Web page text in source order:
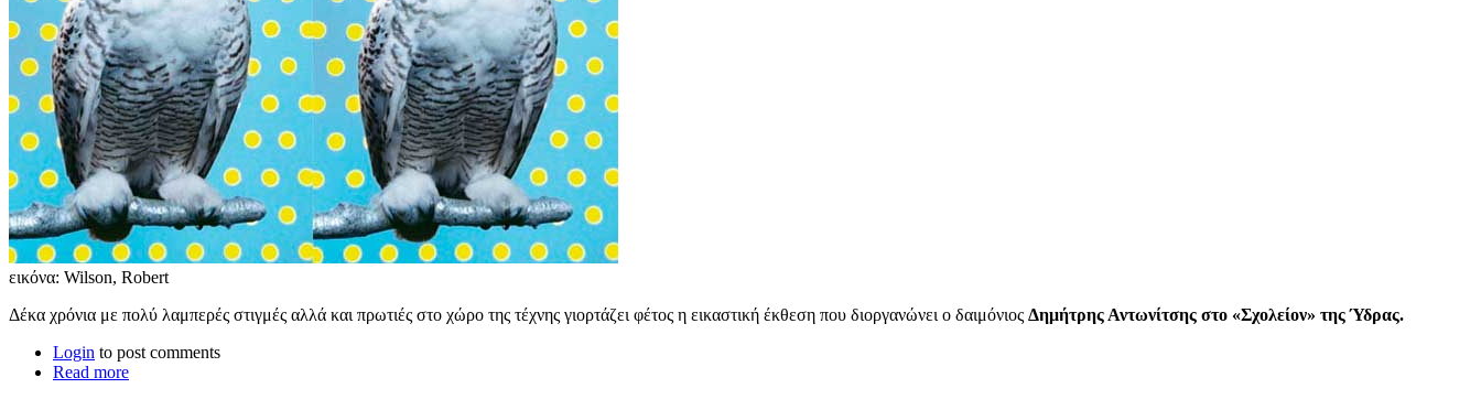
εικόνα: Wilson, Robert
Δέκα χρόνια με πολύ λαμπερές στιγμές αλλά και πρωτιές στο χώρο της τέχνης γιορτάζει φέτος η εικαστική έκθεση που διοργανώνει ο δαιμόνιος Δημήτρης Αντωνίτσης στο «Σχολείον» της Ύδρας.
Login to post comments
Read more